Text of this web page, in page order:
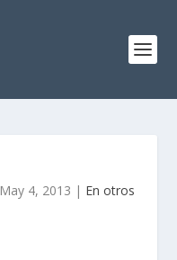
May 4, 2013 | En otros